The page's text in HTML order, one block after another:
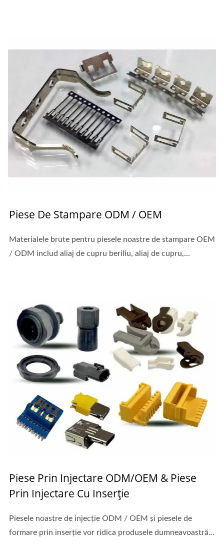
Piese De Stampare ODM / OEM
Materialele brute pentru piesele noastre de stampare OEM
/ ODM includ aliaj de cupru beriliu, aliaj de cupru,...
Piese Prin Injectare ODM/OEM & Piese
Prin Injectare Cu Inserție
Piesele noastre de injecție ODM / OEM și piesele de
formare prin inserție vor ridica produsele dumneavoastră...